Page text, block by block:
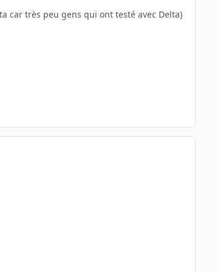
car très peu gens qui ont testé avec Delta)